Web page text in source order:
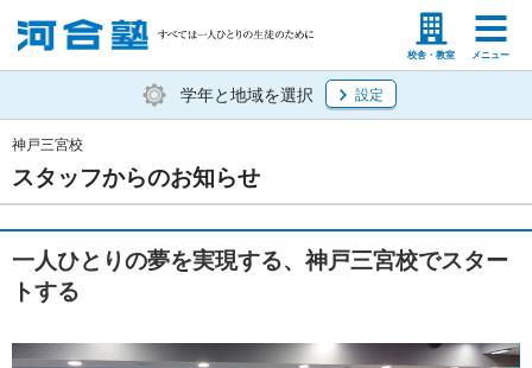
校舎・教室 メニュー
塾生の方 高等学校の先生
学年と地域を選択 設定
スタッフからのお知らせ
神戸三宮校
一人ひとりの夢を実現する、神戸三宮校でスター
トする